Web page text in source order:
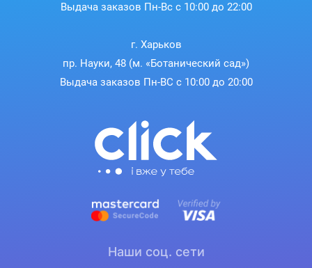
Выдача заказов Пн-Вс с 10:00 до 22:00
г. Харьков
пр. Науки, 48 (м. «Ботанический сад»)
Выдача заказов Пн-ВС с 10:00 до 20:00
Наши соц. сети